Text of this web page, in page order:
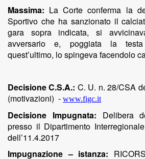
Massima: La Corte conferma la
Sportivo che ha sanzionato il
gara sopra indicata, si
avversario e, poggiata la
quest’ultimo, lo spingeva facendolo
Decisione C.S.A.: C. U. n. 28/CSA
(motivazioni) - www.figc.it
Decisione Impugnata: Delibera
presso il Dipartimento
dell’11.4.2017
Impugnazione – istanza: